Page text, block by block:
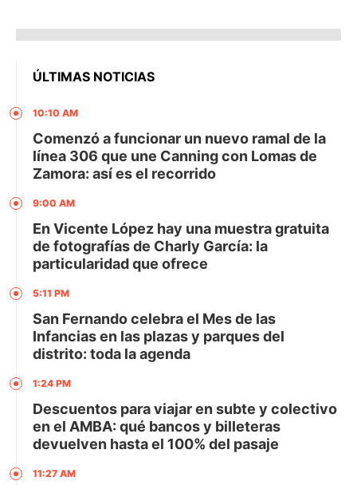
ÚLTIMAS NOTICIAS
10:10 AM
Comenzó a funcionar un nuevo ramal de la
línea 306 que une Canning con Lomas de
Zamora: así es el recorrido
9:00 AM
En Vicente López hay una muestra gratuita
de fotografías de Charly García: la
particularidad que ofrece
5:11 PM
San Fernando celebra el Mes de las
Infancias en las plazas y parques del
distrito: toda la agenda
1:24 PM
Descuentos para viajar en subte y colectivo
en el AMBA: qué bancos y billeteras
devuelven hasta el 100% del pasaje
11:27 AM